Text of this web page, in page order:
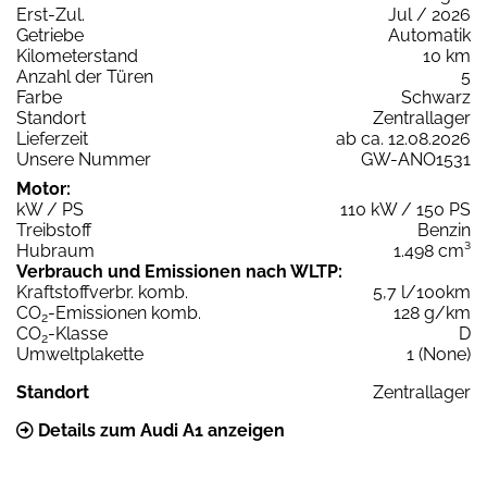
Erst-Zul.
Jul / 2026
Getriebe
Automatik
Kilometerstand
10 km
Anzahl der Türen
5
Farbe
Schwarz
Standort
Zentrallager
Lieferzeit
ab ca. 12.08.2026
Unsere Nummer
GW-ANO1531
Motor:
kW / PS
110 kW / 150 PS
Treibstoff
Benzin
Hubraum
1.498 cm³
Verbrauch und Emissionen nach WLTP:
Kraftstoffverbr. komb.
5,7 l/100km
CO2-Emissionen komb.
128 g/km
CO2-Klasse
D
Umweltplakette
1 (None)
Standort
Zentrallager
Details zum Audi A1 anzeigen